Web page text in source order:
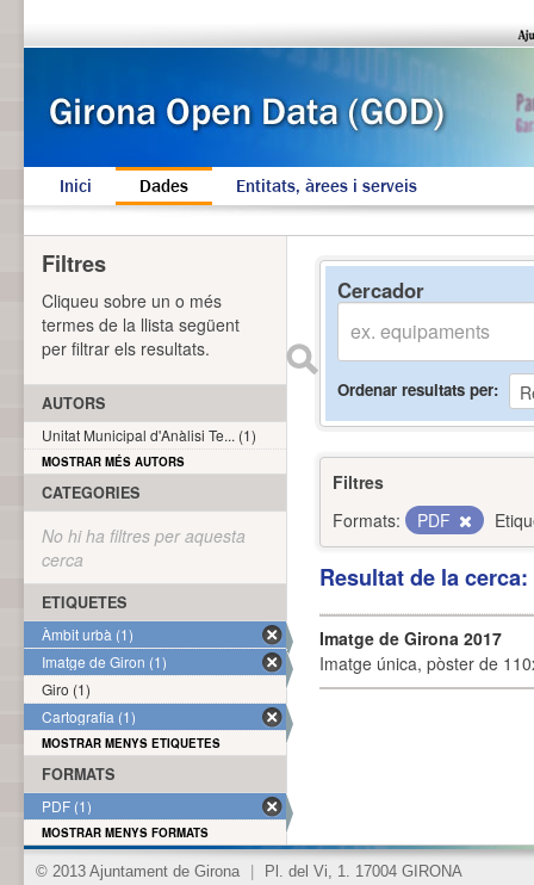
Inici Dades Entitats, àrees i serveis
Cercador
Ordenar resultats per
Filtres
Formats:
PDF
Resultat de la
Imatge de Girona 2017
Imatge única, pòster de
Filtres
Cliqueu sobre un o més
termes de la llista següent
per filtrar els resultats.
AUTORS
Unitat Municipal d'Anàlisi Te... (1)
MOSTRAR MÉS AUTORS
CATEGORIES
No hi ha filtres per aquesta
cerca
ETIQUETES
Àmbit urbà (1)
Imatge de Giron (1)
Giro (1)
Cartografia (1)
MOSTRAR MENYS ETIQUETES
FORMATS
PDF (1)
MOSTRAR MENYS FORMATS
© 2013 Ajuntament de Girona Pl. del Vi, 1. 17004 GIRONA